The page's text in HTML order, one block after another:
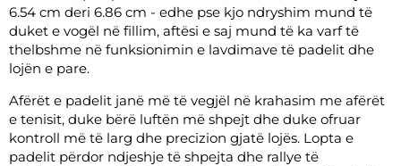
6.54 cm deri 6.86 cm - edhe pse kjo ndryshim mund të
duket e vogël në fillim, aftësi e saj mund të ka varf të
thelbshme në funksionimin e lavdimave të padelit dhe
lojën e pare.
Afërët e padelit janë më të vegjël në krahasim me afërët
e tenisit, duke bërë luftën më shpejt dhe duke ofruar
kontroll më të larg dhe precizion gjatë lojës. Lopta e
padelit përdor ndjeshje të shpejta dhe rallye të